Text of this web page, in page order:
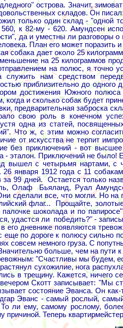
острова. Значит,
складов. Он
только один склад - "одной
к 82-му - 620. Амундсен
да и уместны ли разговоры
План его может поразить
дает около 25
на 25 килограммов
на полюс, я точно
служить нам средством
приблизительно до
достижения Южного
когда и сколько собак будет
заброска
свою роль в конечном
одна из статей,
Что ж, с этим можно
от искусства не терпит
без приключений - вот
эталон. Приключений не было!
вышел с четырьмя нартами,
26 января 1912 года с 11
за 99 дней. Остается только
Олаф Бьяланд, Руал
сделали все, что могли. Но
флаг... Прощайте,
шоколада и по
удастся ли победить?" -
дневнике появляются
еще по дороге к полюсу сильно
совсем немного груза. С
больше, чем на
"Счастливы мы будем,
сухожилие, нога
в трещину. Кажется, ничего
Скотт записывает: "Мы
состояние Эванса. Он
Эванс - самый рослый,
ли ему, самому рослому,
причиной. Теперь